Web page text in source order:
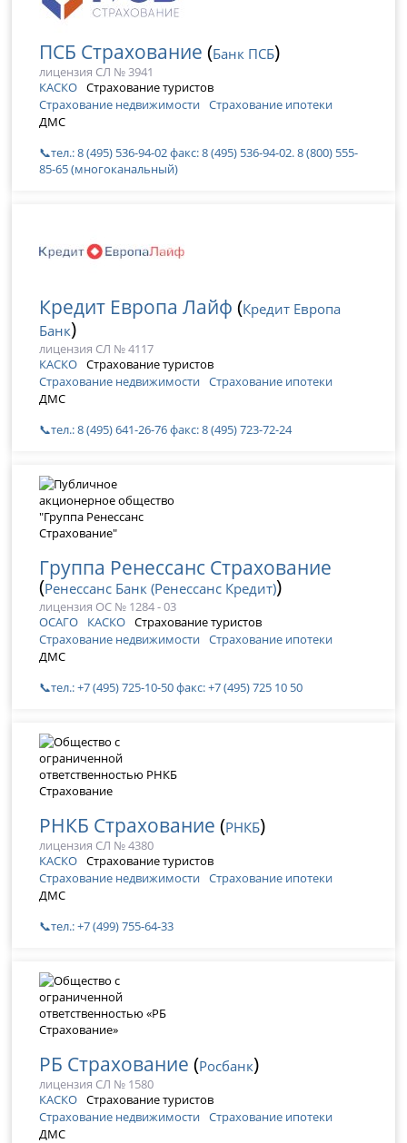
ПСБ Страхование (Банк ПСБ)
лицензия СЛ № 3941
КАСКО Страхование туристов
Страхование недвижимости Страхование ипотеки
ДМС
📞тел.: 8 (495) 536-94-02 факс: 8 (495) 536-94-02. 8 (800) 555-
85-65 (многоканальный)
Кредит Европа Лайф (Кредит Европа
Банк)
лицензия СЛ № 4117
КАСКО Страхование туристов
Страхование недвижимости Страхование ипотеки
ДМС
📞тел.: 8 (495) 641-26-76 факс: 8 (495) 723-72-24
Группа Ренессанс Страхование
(Ренессанс Банк (Ренессанс Кредит))
лицензия ОС № 1284 - 03
ОСАГО
КАСКО Страхование туристов
Страхование недвижимости Страхование ипотеки
ДМС
📞тел.: +7 (495) 725-10-50 факс: +7 (495) 725 10 50
РНКБ Страхование (РНКБ)
лицензия СЛ № 4380
КАСКО Страхование туристов
Страхование недвижимости Страхование ипотеки
ДМС
📞тел.: +7 (499) 755-64-33
РБ Страхование (Росбанк)
лицензия СЛ № 1580
КАСКО Страхование туристов
Страхование недвижимости Страхование ипотеки
ДМС